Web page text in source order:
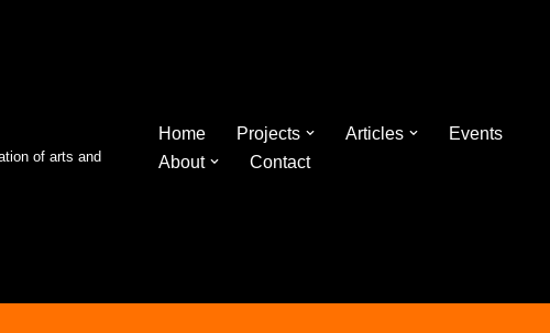
of arts and
Home Projects Articles
Events
About
Contact